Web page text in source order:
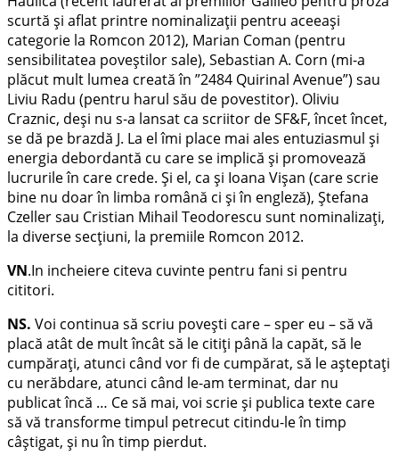
scurtă și aflat printre nominalizații pentru aceeași
categorie la Romcon 2012), Marian Coman (pentru
sensibilitatea poveștilor sale), Sebastian A. Corn (mi-a
plăcut mult lumea creată în ”2484 Quirinal Avenue”) sau
Liviu Radu (pentru harul său de povestitor). Oliviu
Craznic, deși nu s-a lansat ca scriitor de SF&F, încet încet,
se dă pe brazdă J. La el îmi place mai ales entuziasmul și
energia debordantă cu care se implică și promovează
lucrurile în care crede. Și el, ca și Ioana Vișan (care scrie
bine nu doar în limba română ci și în engleză), Ștefana
Czeller sau Cristian Mihail Teodorescu sunt nominalizați,
la diverse secțiuni, la premiile Romcon 2012.
VN.In incheiere citeva cuvinte pentru fani si pentru
cititori.
NS. Voi continua să scriu povești care – sper eu – să vă
placă atât de mult încât să le citiți până la capăt, să le
cumpărați, atunci când vor fi de cumpărat, să le așteptați
cu nerăbdare, atunci când le-am terminat, dar nu
publicat încă … Ce să mai, voi scrie și publica texte care
să vă transforme timpul petrecut citindu-le în timp
câștigat, și nu în timp pierdut.